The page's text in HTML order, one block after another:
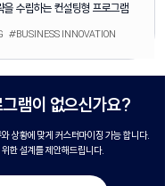
을 수립하는 컨설팅형 프로그램
#BUSINESS INNOVATION
램이 없으신가요?
상황에 맞게 커스터마이징 가능 합니다.
한 설계를 제안해드립니다.